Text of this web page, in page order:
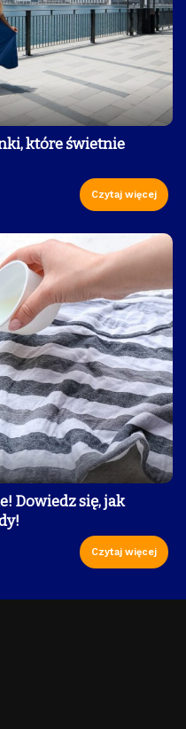
które świetnie
Czytaj więcej
Dowiedz się, jak
Czytaj więcej